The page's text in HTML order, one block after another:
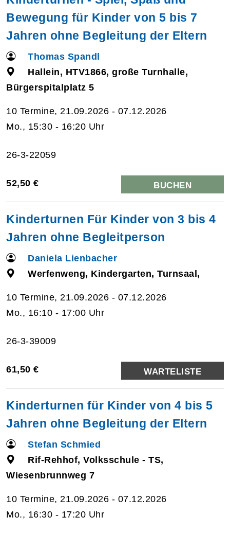
Bewegung für Kinder von 5 bis 7
Jahren ohne Begleitung der Eltern
Thomas Spandl
Hallein, HTV1866, große Turnhalle,
Bürgerspitalplatz 5
10 Termine, 21.09.2026 - 07.12.2026
Mo., 15:30 - 16:20 Uhr
26-3-22059
52,50 € BUCHEN
Kinderturnen Für Kinder von 3 bis 4
Jahren ohne Begleitperson
Daniela Lienbacher
Werfenweng, Kindergarten, Turnsaal,
10 Termine, 21.09.2026 - 07.12.2026
Mo., 16:10 - 17:00 Uhr
26-3-39009
61,50 € WARTELISTE
Kinderturnen für Kinder von 4 bis 5
Jahren ohne Begleitung der Eltern
Stefan Schmied
Rif-Rehhof, Volksschule - TS,
Wiesenbrunnweg 7
10 Termine, 21.09.2026 - 07.12.2026
Mo., 16:30 - 17:20 Uhr